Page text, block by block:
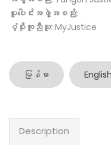
ပူးပေါင်းအဖွဲ့အစည်း:
ပံ့ပိုးကူညီသူ: MyJustice
မြန်မာ English
Description